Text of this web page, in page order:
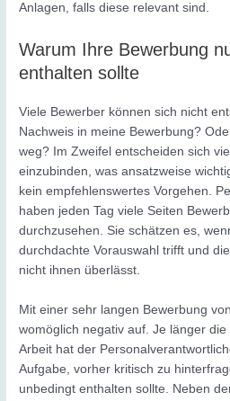
Anlagen, falls diese relevant sind.
Warum Ihre Bewerbung
enthalten sollte
Viele Bewerber können sich nicht
Nachweis in meine Bewerbung?
weg? Im Zweifel entscheiden sich
einzubinden, was ansatzweise
kein empfehlenswertes Vorgehen.
haben jeden Tag viele Seiten
durchzusehen. Sie schätzen es,
durchdachte Vorauswahl trifft und
nicht ihnen überlässt.
Mit einer sehr langen Bewerbung
womöglich negativ auf. Je länger
Arbeit hat der
Aufgabe, vorher kritisch zu
unbedingt enthalten sollte. Neben